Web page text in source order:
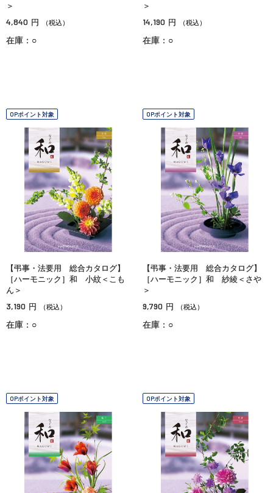
＞
4,840 円 （税込）
在庫：○
＞
14,190 円 （税込）
在庫：○
OPポイント対象
【弔事・法要用 総合カタログ】
［ハーモニック］和 小紋＜こも
ん＞
3,190 円 （税込）
在庫：○
OPポイント対象
【弔事・法要用 総合カタログ】
［ハーモニック］和 紗綾＜さや
＞
9,790 円 （税込）
在庫：○
OPポイント対象 OPポイント対象